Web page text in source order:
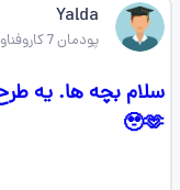
Yalda
پودمان 7 کاروفناوری هفتم
سلام بچه ها. یه
🥹🫶